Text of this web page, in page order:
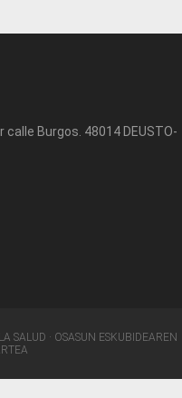
Burgos. 48014 DEUSTO-
SALUD · OSASUN ESKUBIDEAREN